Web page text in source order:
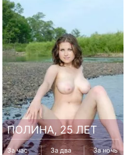
ПОЛИНА, 25 ЛЕТ
За час За два За ночь